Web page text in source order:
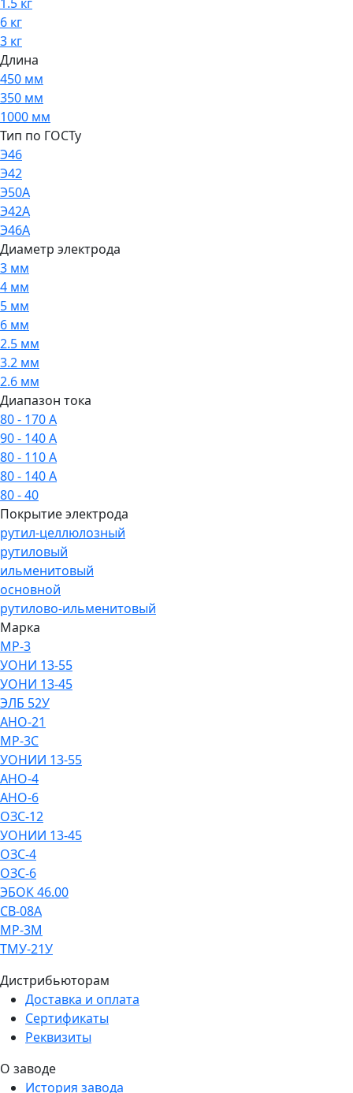
6 кг
3 кг
Длина
450 мм
350 мм
1000 мм
Тип по ГОСТу
Э46
Э42
Э50А
Э42А
Э46А
Диаметр электрода
3 мм
4 мм
5 мм
6 мм
2.5 мм
3.2 мм
2.6 мм
Диапазон тока
80 - 170 А
90 - 140 А
80 - 110 А
80 - 140 А
80 - 40
Покрытие электрода
рутил-целлюлозный
рутиловый
ильменитовый
основной
рутилово-ильменитовый
Марка
МР-3
УОНИ 13-55
УОНИ 13-45
ЭЛБ 52У
АНО-21
МР-3С
УОНИИ 13-55
АНО-4
АНО-6
ОЗС-12
УОНИИ 13-45
ОЗС-4
ОЗС-6
ЭБОК 46.00
СВ-08А
МР-3М
ТМУ-21У
Дистрибьюторам
Доставка и оплата
Сертификаты
Реквизиты
О заводе
История завода